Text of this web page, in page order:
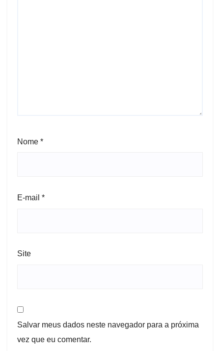
Nome *
E-mail *
Site
Salvar meus dados neste navegador para a próxima
vez que eu comentar.